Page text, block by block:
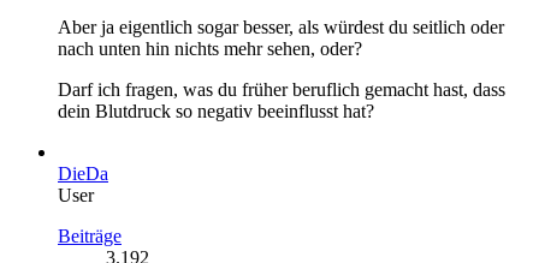
Aber ja eigentlich sogar besser, als würdest du seitlich oder
nach unten hin nichts mehr sehen, oder?
Darf ich fragen, was du früher beruflich gemacht hast, dass
dein Blutdruck so negativ beeinflusst hat?
DieDa
User
Beiträge
3.192